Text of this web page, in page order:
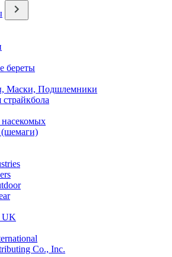
береты
Маски, Подшлемники
UK
Co., Inc.